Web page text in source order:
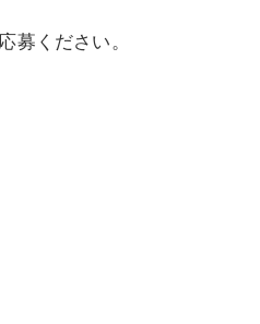
募ください。